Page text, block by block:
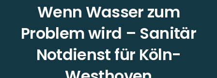
Wenn Wasser zum
Problem wird – Sanitär
Notdienst für Köln-